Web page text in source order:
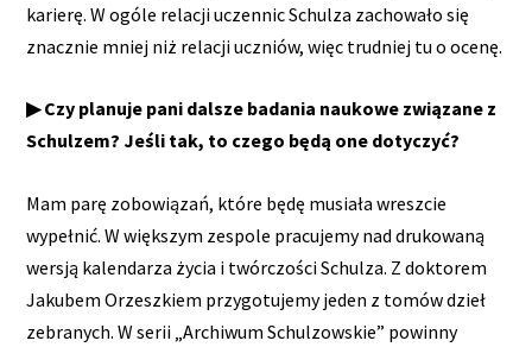
karierę. W ogóle relacji uczennic Schulza zachowało się
znacznie mniej niż relacji uczniów, więc trudniej tu o ocenę.
▶ Czy planuje pani dalsze badania naukowe związane z
Schulzem? Jeśli tak, to czego będą one dotyczyć?
Mam parę zobowiązań, które będę musiała wreszcie
wypełnić. W większym zespole pracujemy nad drukowaną
wersją kalendarza życia i twórczości Schulza. Z doktorem
Jakubem Orzeszkiem przygotujemy jeden z tomów dzieł
zebranych. W serii „Archiwum Schulzowskie” powinny